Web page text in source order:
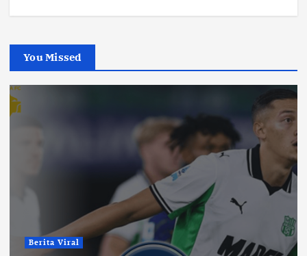
You Missed
Berita Viral